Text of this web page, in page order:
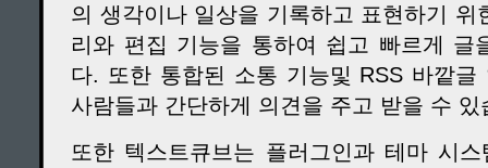
의 생각이나 일상을 기록하고 표현하기
리와 편집 기능을 통하여 쉽고 빠르게 글
다. 또한 통합된 소통 기능및 RSS 바깥
사람들과 간단하게 의견을 주고 받을 수 있
또한 텍스트큐브는 플러그인과 테마 시